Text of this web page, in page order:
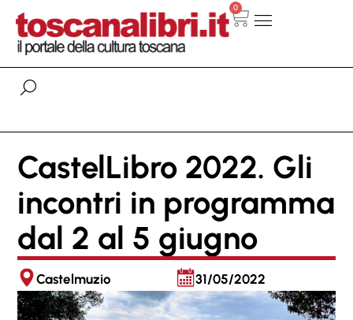
0
CastelLibro 2022. Gli
incontri in programma
dal 2 al 5 giugno
Castelmuzio 31/05/2022